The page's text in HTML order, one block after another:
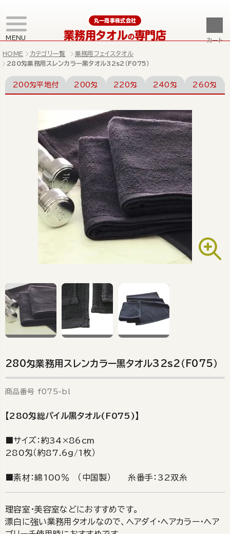
MENU
丸一商事株式会社
業務用タオルの専門店 カート
HOME カテゴリ一覧
業務用フェイスタオル
280匁業務用スレンカラー黒タオル32s2（F075）
200匁平地付 200匁 220匁 240匁 260匁
280匁業務用スレンカラー黒タオル32s2（F075）
商品番号 f075-bl
【280匁総パイル黒タオル(F075)】
■サイズ：約34×86cm
280匁（約87.6g/1枚）
■素材：綿100％ （中国製） 糸番手：32双糸
理容室・美容室などにおすすめです。
漂白に強い業務用タオルなので、ヘアダイ・ヘアカラー・ヘア